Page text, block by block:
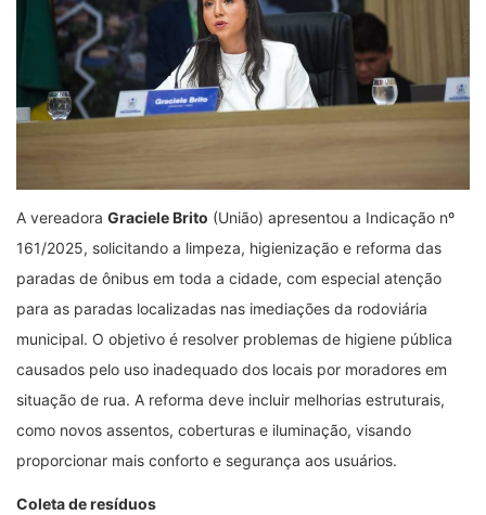
A vereadora Graciele Brito (União) apresentou a Indicação nº
161/2025, solicitando a limpeza, higienização e reforma das
paradas de ônibus em toda a cidade, com especial atenção
para as paradas localizadas nas imediações da rodoviária
municipal. O objetivo é resolver problemas de higiene pública
causados pelo uso inadequado dos locais por moradores em
situação de rua. A reforma deve incluir melhorias estruturais,
como novos assentos, coberturas e iluminação, visando
proporcionar mais conforto e segurança aos usuários.
Coleta deresíduos